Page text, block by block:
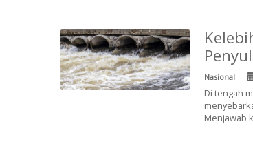
Nasional
Di tengah
Menjawab